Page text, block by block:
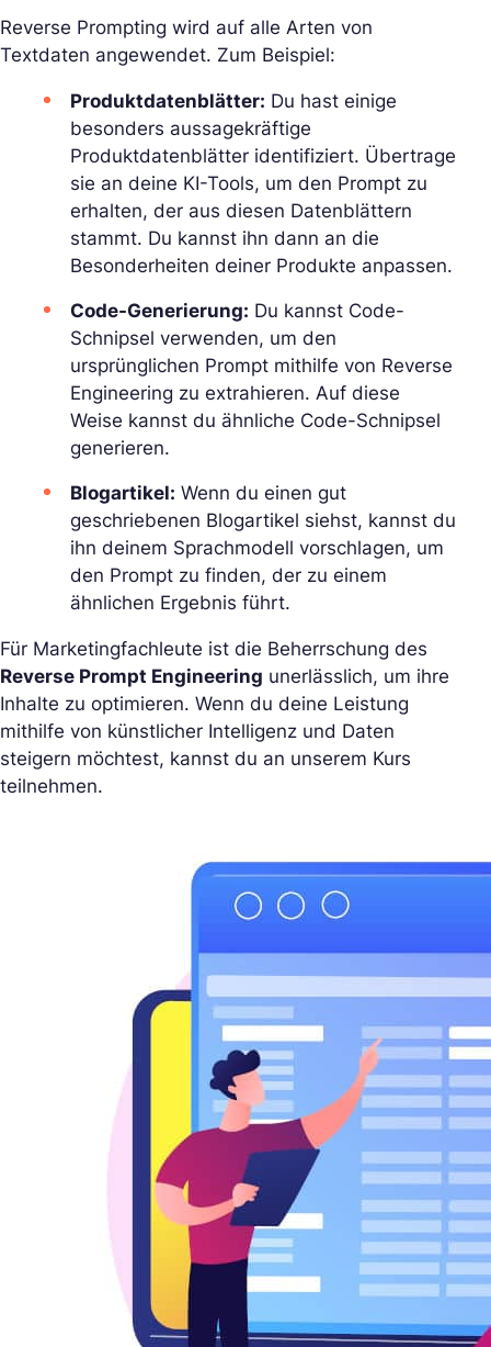
Reverse Prompting wird auf alle Arten von
Textdaten angewendet. Zum Beispiel:
Produktdatenblätter: Du hast einige
besonders aussagekräftige
Produktdatenblätter identifiziert. Übertrage
sie an deine KI-Tools, um den Prompt zu
erhalten, der aus diesen Datenblättern
stammt. Du kannst ihn dann an die
Besonderheiten deiner Produkte anpassen.
Code-Generierung: Du kannst Code-
Schnipsel verwenden, um den
ursprünglichen Prompt mithilfe von Reverse
Engineering zu extrahieren. Auf diese
Weise kannst du ähnliche Code-Schnipsel
generieren.
Blogartikel: Wenn du einen gut
geschriebenen Blogartikel siehst, kannst du
ihn deinem Sprachmodell vorschlagen, um
den Prompt zu finden, der zu einem
ähnlichen Ergebnis führt.
Für Marketingfachleute ist die Beherrschung des
Reverse Prompt Engineering unerlässlich, um ihre
Inhalte zu optimieren. Wenn du deine Leistung
mithilfe von künstlicher Intelligenz und Daten
steigern möchtest, kannst du an unserem Kurs
teilnehmen.